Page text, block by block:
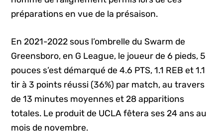
préparations en vue de la présaison.
En 2021-2022 sous l’ombrelle du Swarm de
Greensboro, en G League, le joueur de 6 pieds, 5
pouces s’est démarqué de 4.6 PTS, 1.1 REB et 1.1
tir à 3 points réussi (36%) par match, au travers
de 13 minutes moyennes et 28 apparitions
totales. Le produit de UCLA fêtera ses 24 ans au
mois de novembre.